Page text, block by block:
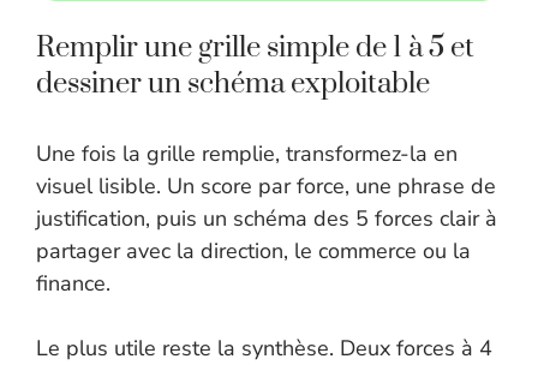
Remplir une grille simple de 1 à 5 et
dessiner un schéma exploitable
Une fois la grille remplie, transformez-la en
visuel lisible. Un score par force, une phrase de
justification, puis un schéma des 5 forces clair à
partager avec la direction, le commerce ou la
finance.
Le plus utile reste la synthèse. Deux forces à 4